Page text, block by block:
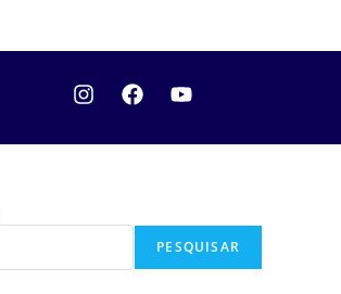
PESQUISAR